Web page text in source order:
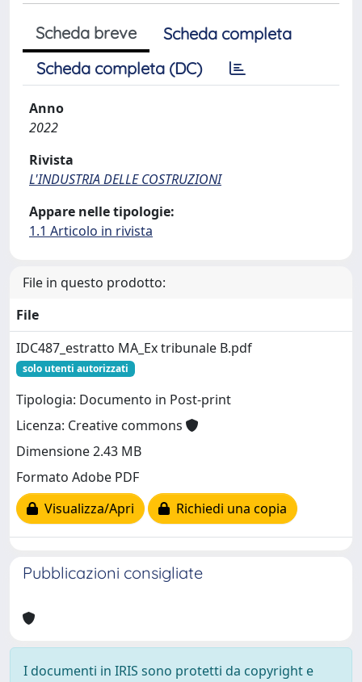
Scheda breve
Scheda completa
Scheda completa (DC)
Anno
2022
Rivista
L'INDUSTRIA DELLE COSTRUZIONI
Appare nelle tipologie:
1.1 Articolo in rivista
File in questo prodotto:
File
IDC487_estratto MA_Ex tribunale B.pdf
solo utenti autorizzati
Tipologia: Documento in Post-print
Licenza: Creative commons
Dimensione 2.43 MB
Formato Adobe PDF
Visualizza/Apri
Richiedi una copia
Pubblicazioni consigliate
I documenti in IRIS sono protetti da copyright e